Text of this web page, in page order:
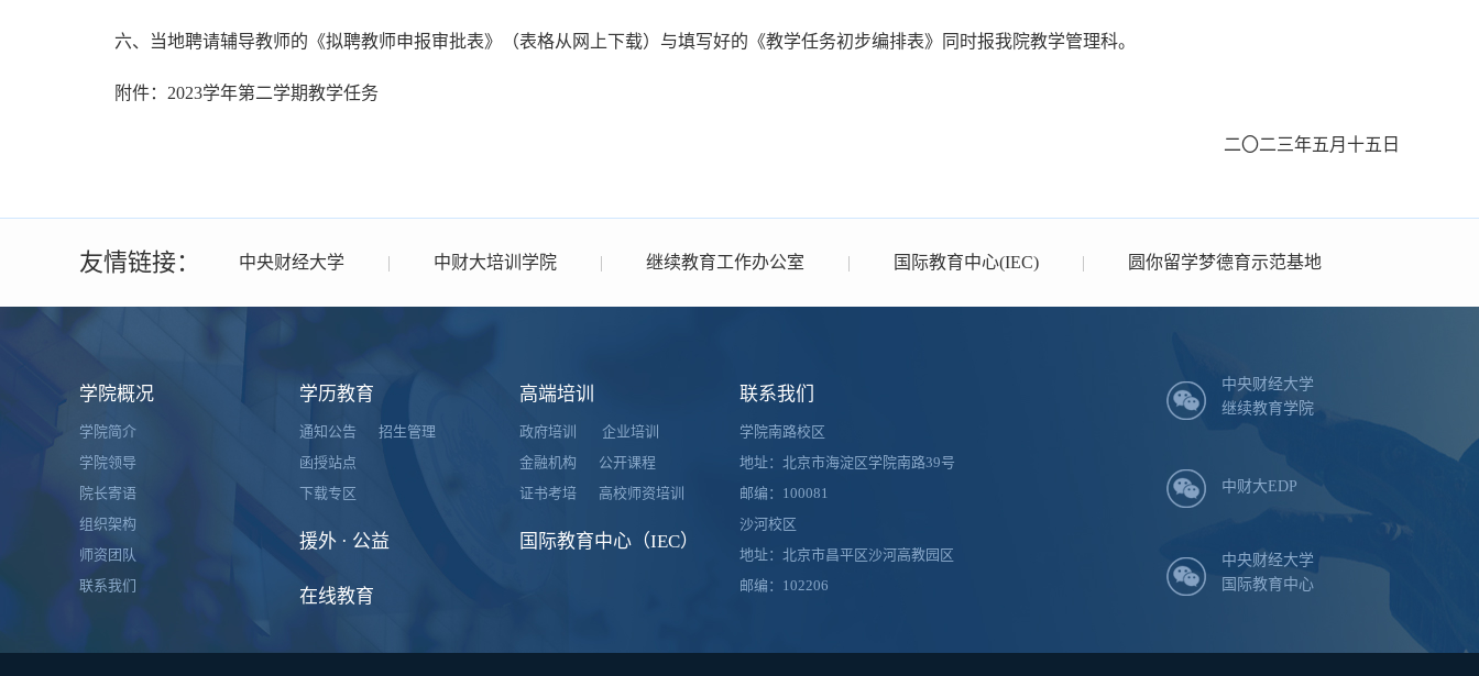
六、当地聘请辅导教师的《拟聘教师申报审批表》（表格从网上下载）与填写好的《教学任务初步编排表》同时报我院教学管理科。
附件：2023学年第二学期教学任务
二〇二三年五月十五日
友情链接： 中央财经大学 | 中财大培训学院 | 继续教育工作办公室 | 国际教育中心(IEC) | 圆你留学梦德育示范基地
学院概况
学院简介
学院领导
院长寄语
组织架构
师资团队
联系我们
学历教育
通知公告
招生管理
函授站点
下载专区
援外 · 公益
在线教育
高端培训
政府培训
企业培训
金融机构
公开课程
证书考培
高校师资培训
国际教育中心（IEC）
联系我们
学院南路校区
地址：北京市海淀区学院南路39号
邮编：100081
沙河校区
地址：北京市昌平区沙河高教园区
邮编：102206
中央财经大学
继续教育学院
中财大EDP
中央财经大学
国际教育中心